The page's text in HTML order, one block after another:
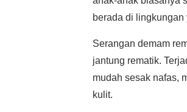
berada di lingkungan
Serangan demam
jantung rematik.
mudah sesak nafas,
kulit.